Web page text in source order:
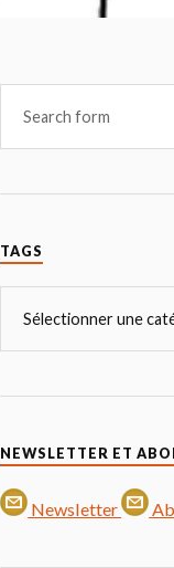
TAGS
NEWSLETTER ET
Newsletter